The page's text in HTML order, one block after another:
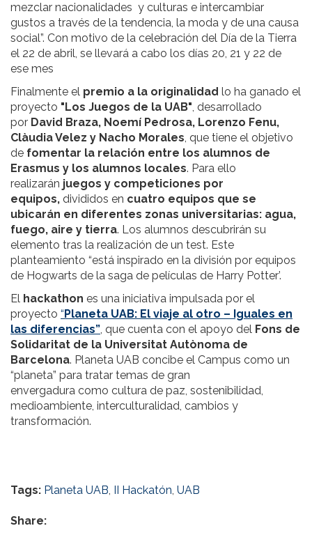
mezclar nacionalidades y culturas e intercambiar
gustos a través de la tendencia, la moda y de una causa
social”. Con motivo de la celebración del Día de la Tierra
el 22 de abril, se llevará a cabo los días 20, 21 y 22 de
ese mes
Finalmente el premio a la originalidad lo ha ganado el
proyecto "Los Juegos de la UAB", desarrollado
por David Braza, Noemí Pedrosa, Lorenzo Fenu,
Clàudia Velez y Nacho Morales, que tiene el objetivo
de fomentar la relación entre los alumnos de
Erasmus y los alumnos locales. Para ello
realizarán juegos y competiciones por
equipos, divididos en cuatro equipos que se
ubicarán en diferentes zonas universitarias: agua,
fuego, aire y tierra. Los alumnos descubrirán su
elemento tras la realización de un test. Este
planteamiento “está inspirado en la división por equipos
de Hogwarts de la saga de películas de Harry Potter’.
El hackathon es una iniciativa impulsada por el
proyecto “ Planeta UAB: El viaje al otro – Iguales en
las diferencias”, que cuenta con el apoyo del Fons de
Solidaritat de la Universitat Autònoma de
Barcelona. Planeta UAB concibe el Campus como un
“planeta” para tratar temas de gran
envergadura como cultura de paz, sostenibilidad,
medioambiente, interculturalidad, cambios y
transformación.
Tags: Planeta UAB, II Hackatón, UAB
Share: